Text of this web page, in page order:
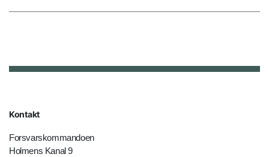
Kontakt
Forsvarskommandoen
Holmens Kanal 9